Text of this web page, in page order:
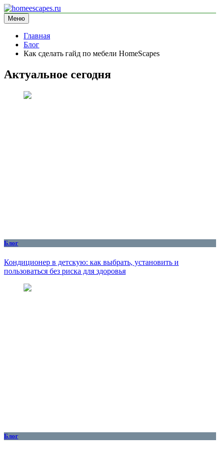
Перейти
к
содержимому
homeescapes.ru
информационный сайт
Меню
Главная
Блог
Как сделать гайд по мебели HomeScapes
Актуальное сегодня
Блог
Кондиционер в детскую: как выбрать, установить и
пользоваться без риска для здоровья
Блог